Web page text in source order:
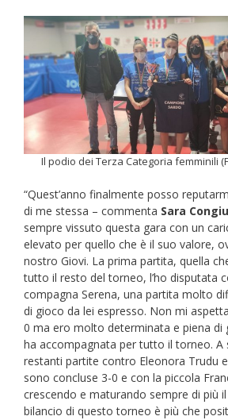
Il podio dei Terza Categoria femminili
“Quest’anno finalmente posso
di me stessa – commenta Sara Congiu
sempre vissuto questa gara con un
elevato per quello che è il suo valore,
nostro Giovi. La prima partita, quella
tutto il resto del torneo, l’ho disputata
compagna Serena, una partita molto
di gioco da lei espresso. Non mi
0 ma ero molto determinata e piena di
ha accompagnata per tutto il torneo. A
restanti partite contro Eleonora Trudu
sono concluse 3-0 e con la piccola
crescendo e maturando sempre di più
bilancio di questo torneo è più che